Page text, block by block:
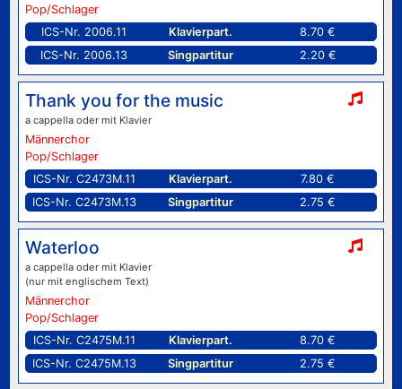
Pop/Schlager
ICS-Nr. 2006.11
Klavierpart.
8.70 €
ICS-Nr. 2006.13
Singpartitur 2.20 €
Thank you for the music
a cappella oder mit Klavier
Männerchor
Pop/Schlager
ICS-Nr. C2473M.11
Klavierpart.
7.80 €
ICS-Nr. C2473M.13
Singpartitur 2.75 €
Waterloo
a cappella oder mit Klavier
(nur mit englischem Text)
Männerchor
Pop/Schlager
ICS-Nr. C2475M.11
Klavierpart.
8.70 €
ICS-Nr. C2475M.13
Singpartitur 2.75 €